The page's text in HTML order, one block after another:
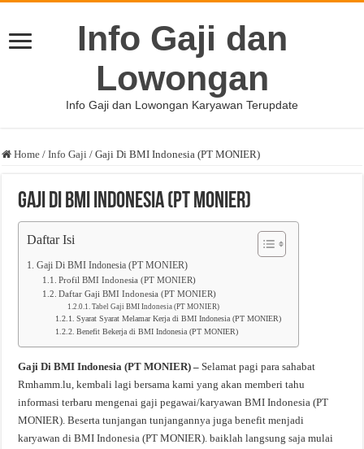
Info Gaji dan
Lowongan
Info Gaji dan Lowongan Karyawan Terupdate
Home / Info Gaji / Gaji Di BMI Indonesia (PT MONIER)
Gaji Di BMI Indonesia (PT MONIER)
Daftar Isi
Gaji Di BMI Indonesia (PT MONIER)
Profil BMI Indonesia (PT MONIER)
Daftar Gaji BMI Indonesia (PT MONIER)
Tabel Gaji BMI Indonesia (PT MONIER)
Syarat Syarat Melamar Kerja di BMI Indonesia (PT MONIER)
Benefit Bekerja di BMI Indonesia (PT MONIER)
Gaji Di BMI Indonesia (PT MONIER) –Selamat pagi para sahabat
Rmhamm.lu, kembali lagi bersama kami yang akan memberi tahu
informasi terbaru mengenai gaji pegawai/karyawan BMI Indonesia (PT
MONIER). Beserta tunjangan tunjangannya juga benefit menjadi
karyawan di BMI Indonesia (PT MONIER). baiklah langsung saja mulai